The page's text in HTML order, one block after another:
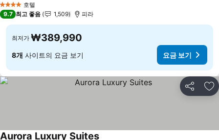
4 성급 호텔
9.7 최고 좋음 1,509 피라
최저가 ₩389,990
8개 사이트의 요금 보기 요금 보기
공유 즐
Aurora Luxury Suites